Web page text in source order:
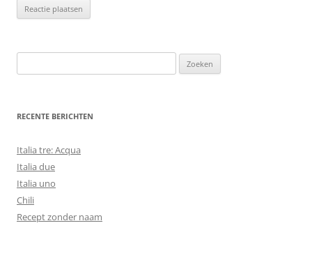
naar:
RECENTE BERICHTEN
Italia tre: Acqua
Italia due
Italia uno
Chili
Recept zonder naam